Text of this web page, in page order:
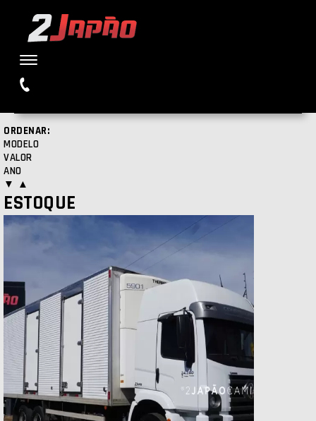
ORDENAR:
MODELO
VALOR
ANO
▼ ▲
ESTOQUE